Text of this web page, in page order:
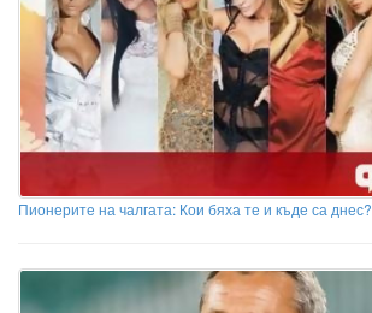
Пионерите на чалгата: Кои бяха те и къде са днес?